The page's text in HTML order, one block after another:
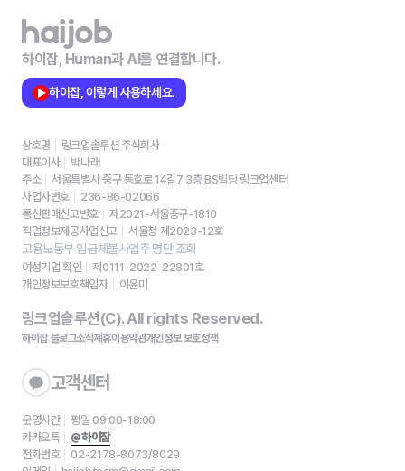
하이잡, Human과 AI를 연결합니다.
하이잡, 이렇게 사용하세요.
상호명
링크업솔루션 주식회사
대표이사
박나래
주소
서울특별시 중구 동호로 14길7 3층 BS빌딩 링크업센터
사업자번호
236-86-02066
통신판매신고번호
제2021-서울중구-1810
직업정보제공사업신고
서울청 제2023-12호
고용노동부 임금체불사업주 명단 조회
여성기업 확인
제0111-2022-22801호
개인정보보호책임자
이윤미
링크업솔루션(C). All rights Reserved.
하이잡 블로그소식제휴이용약관개인정보 보호정책
고객센터
운영시간
평일 09:00-18:00
카카오톡
@하이잡
전화번호
02-2178-8073/8029